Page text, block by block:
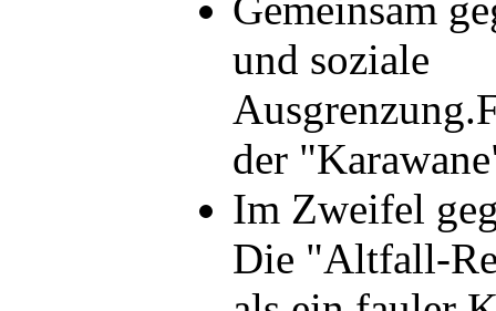
und soziale
der
Im Zweifel
Die "Altfall-